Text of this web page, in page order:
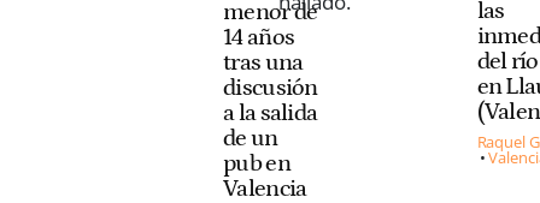
menor de
14 años
tras una
discusión
a la salida
de un
pub en
Valencia
las
del
en
Raquel